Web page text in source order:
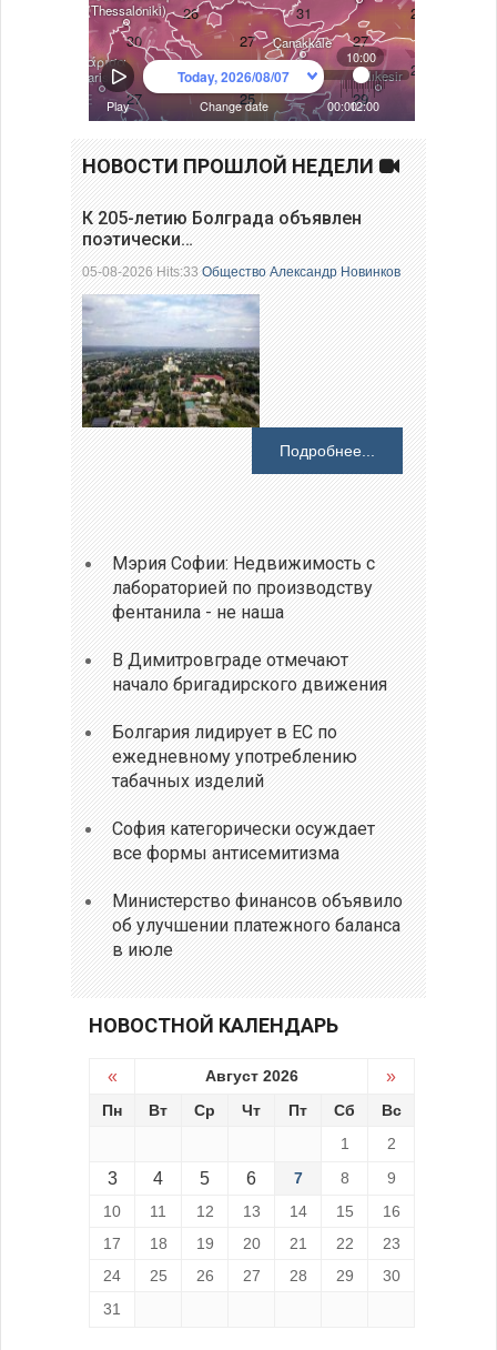
НОВОСТИ ПРОШЛОЙ НЕДЕЛИ
К 205-летию Болграда объявлен
поэтически…
05-08-2026 Hits:33Общество Александр Новинков
Подробнее...
Мэрия Софии: Недвижимость с
лабораторией по производству
фентанила - не наша
В Димитровграде отмечают
начало бригадирского движения
Болгария лидирует в ЕС по
ежедневному употреблению
табачных изделий
София категорически осуждает
все формы антисемитизма
Министерство финансов объявило
об улучшении платежного баланса
в июле
НОВОСТНОЙ КАЛЕНДАРЬ
« Август 2026 »
Пн Вт Ср Чт Пт Сб
Вс
1
2
3 4 5 6 7 8
9
10
11 12 13 14 15
16
17
18 19 20 21 22
23
24
25 26 27 28 29
30
31